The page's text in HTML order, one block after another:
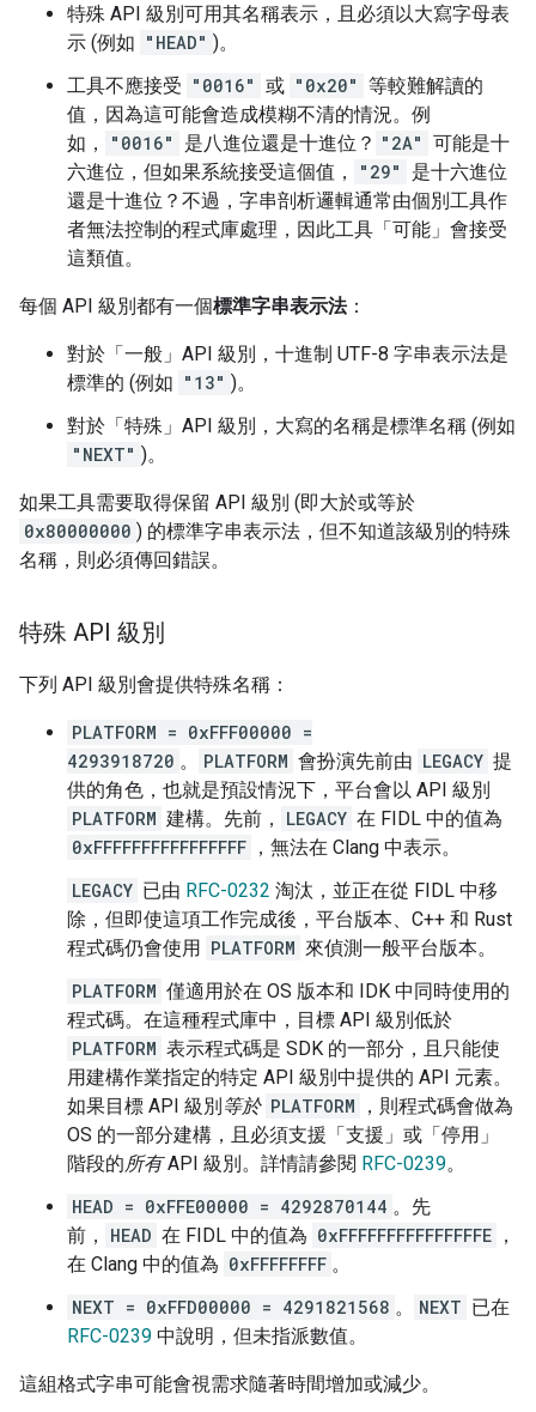
特殊 API 級別可用其名稱表示，且必須以大寫字母表
示 (例如 "HEAD" )。
工具不應接受 "0016" 或 "0x20" 等較難解讀的
值，因為這可能會造成模糊不清的情況。例
如，
"0016" 是八進位還是十進位？ "2A" 可能是十
六進位，但如果系統接受這個值，
"29"
是十六進位
還是十進位？不過，字串剖析邏輯通常由個別工具作
者無法控制的程式庫處理，因此工具「可能」 會接受
這類值。
每個 API 級別都有一個標準字串表示法：
對於「一般」API 級別，十進制 UTF-8 字串表示法是
標準的 (例如 "13" )。
對於「特殊」API 級別，大寫的名稱是標準名稱 (例如
"NEXT" )。
如果工具需要取得保留 API 級別 (即大於或等於
0x80000000 ) 的標準字串表示法，但不知道該級別的特殊
名稱，則必須傳回錯誤。
特殊 API 級別
下列 API 級別會提供特殊名稱：
PLATFORM = 0xFFF00000 =
4293918720 。 PLATFORM 會扮演先前由 LEGACY 提
供的角色，也就是預設情況下，平台會以 API 級別
PLATFORM 建構。先前， LEGACY 在 FIDL 中的值為
0xFFFFFFFFFFFFFFFF ，無法在 Clang 中表示。
LEGACY 已由 RFC-0232 淘汰，並正在從 FIDL 中移
除，但即使這項工作完成後，平台版本、C++ 和 Rust
程式碼仍會使用
PLATFORM 來偵測一般平台版本。
PLATFORM 僅適用於在 OS 版本和 IDK 中同時使用的
程式碼。在這種程式庫中，目標 API 級別低於
PLATFORM 表示程式碼是 SDK 的一部分，且只能使
用建構作業指定的特定 API 級別中提供的 API 元素。
如果目標 API 級別 等於 PLATFORM
，則程式碼會做為
OS 的一部分建構，且必須支援「支援」或「停用」
階段的所有API 級別。詳情請參閱 RFC-0239。
HEAD = 0xFFE00000 = 4292870144 。先
前，
HEAD 在 FIDL 中的值為 0xFFFFFFFFFFFFFFFE ，
在 Clang 中的值為 0xFFFFFFFF 。
NEXT = 0xFFD00000 = 4291821568 。 NEXT 已在
RFC-0239 中說明，但未指派數值。
這組格式字串可能會視需求隨著時間增加或減少。